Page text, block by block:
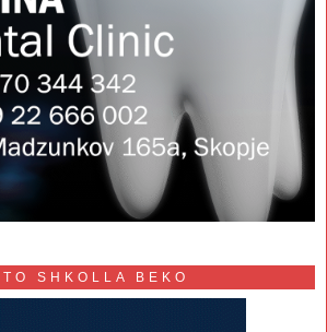
SHKOLLA BEKO